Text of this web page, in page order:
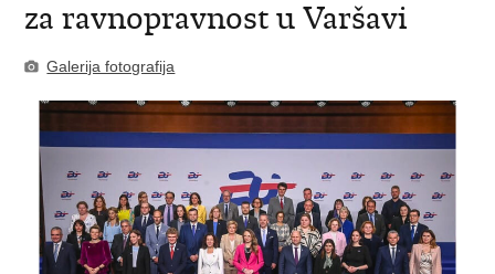
za ravnopravnost u Varšavi
Galerija fotografija